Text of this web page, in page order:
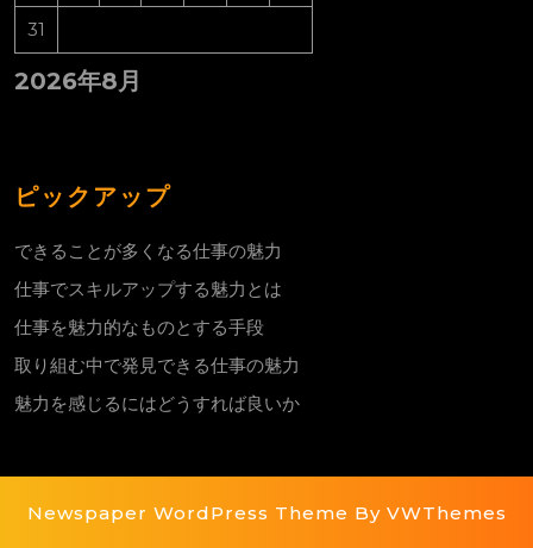
2026年8月
31
ピックアップ
できることが多くなる仕事の魅力
仕事でスキルアップする魅力とは
仕事を魅力的なものとする手段
取り組む中で発見できる仕事の魅力
魅力を感じるにはどうすれば良いか
Newspaper WordPress Theme By VWThemes